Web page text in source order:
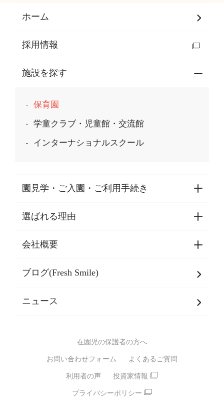
ホーム
採用情報
施設を探す
保育園
学童クラブ・児童館・交流館
インターナショナルスクール
園見学・ご入園・ご利用手続き
園見学・ご入園・ご利用手続き
東京都認証保育所空き状況
選ばれる理由
選ばれる理由一覧
乳児期・幼児期・
バイリンガル保育園
スポーツ保育園
モンテッソーリ式保育園
STEAMS保育・学童
えいご
会社概要
会社概要
SDGsについて
ブログ(Fresh Smile)
ニュース
在園児の保護者の方へ
お問い合わせフォーム よくあるご質問
利用者の声 投資家情報
プライバシーポリシー